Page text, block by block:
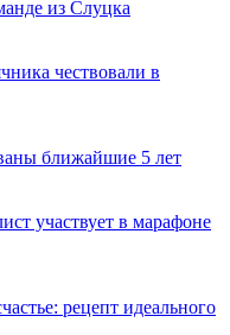
из Слуцка
чествовали в
ближайшие 5 лет
участвует в марафоне
рецепт идеального